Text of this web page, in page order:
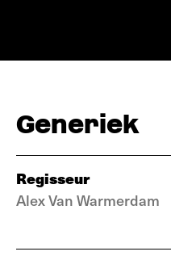
Generiek
Regisseur
Alex Van Warmerdam